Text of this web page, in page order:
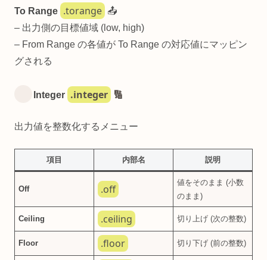
To Range .torange
📤
– 出力側の目標値域 (low, high)
– From Range の各値が To Range の対応値にマッピン
グされる
Integer .integer 🔢
出力値を整数化するメニュー
項目 内部名 説明
Off .off
値をそのまま (小数
のまま)
Ceiling .ceiling 切り上げ (次の整数)
Floor .floor 切り下げ (前の整数)